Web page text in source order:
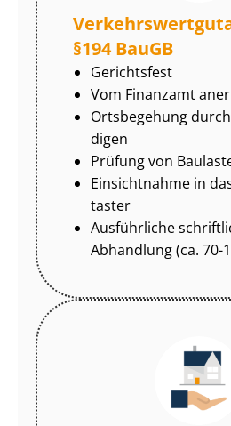
§194 BauGB
Gerichtsfest
Vom Finanzamt
Ortsbegehung
di­gen
Prüfung von
Einsichtnahme in
tas­ter
Ausführliche
Abhandlung (ca. 70-